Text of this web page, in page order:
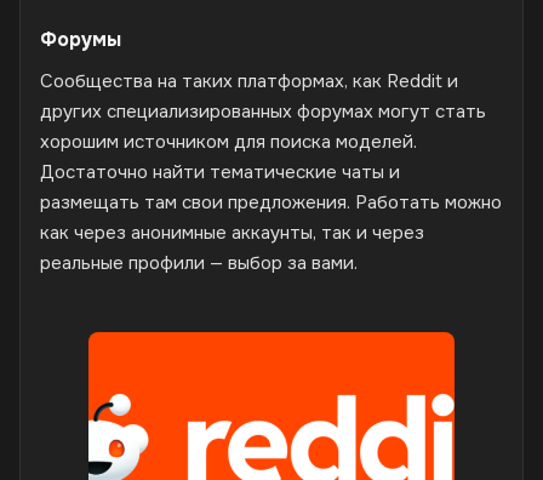
Форумы
Сообщества на таких платформах, как Reddit и
других специализированных форумах могут стать
хорошим источником для поиска моделей.
Достаточно найти тематические чаты и
размещать там свои предложения. Работать можно
как через анонимные аккаунты, так и через
реальные профили — выбор за вами.